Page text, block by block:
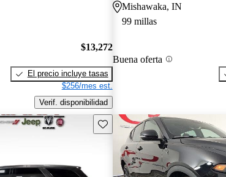
$13,272
El precio incluye tasas
$256/mes est.
Verif. disponibilidad
Mishawaka, IN
99 millas
Buena oferta
Guarda este Aviso